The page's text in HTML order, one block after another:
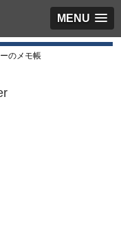
MENU
のメモ帳